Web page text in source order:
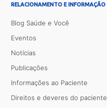
RELACIONAMENTO E INFORMAÇÃO
Blog Saúde e Você
Eventos
Notícias
Publicações
Informações ao Paciente
Direitos e deveres do paciente